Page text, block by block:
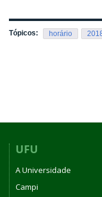
Tópicos: horário
UFU
A Universidade
Campi